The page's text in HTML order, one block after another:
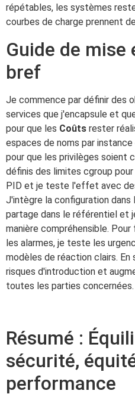
répétables, les systèmes
courbes de charge prennent
Guide de
bref
Je commence par définir des
services que j'encapsule et
pour que les Coûts rester
espaces de noms par
pour que les privilèges soient
définis des limites cgroup
PID et je teste l'effet avec
J'intègre la configuration dans
partage dans le référentiel et
manière compréhensible.
les alarmes, je teste les
modèles de réaction clairs.
risques d'introduction et
toutes les parties concernées.
Résumé :
sécurité,
performance